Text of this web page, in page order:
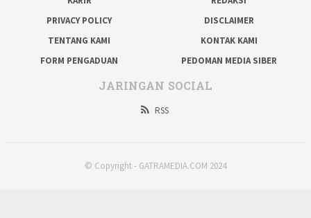
PRIVACY POLICY
DISCLAIMER
TENTANG KAMI
KONTAK KAMI
FORM PENGADUAN
PEDOMAN MEDIA SIBER
JARINGAN SOCIAL
RSS
© Copyright - GATRAMEDIA.COM 2024